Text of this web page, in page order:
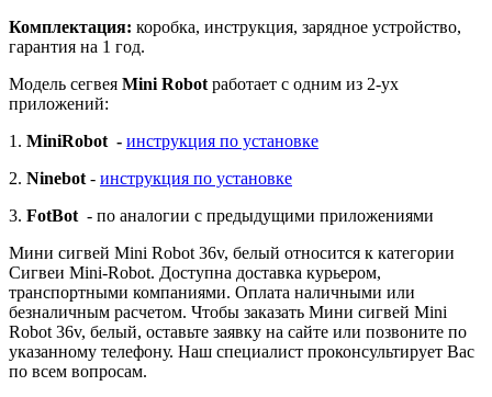
Комплектация: коробка, инструкция, зарядное устройство,
гарантия на 1 год.
Модель сегвея Mini Robot работает с одним из 2-ух
приложений:
1. MiniRobot - инструкция по установке
2. Ninebot - инструкция по установке
3. FotBot - по аналогии с предыдущими приложениями
Мини сигвей Mini Robot 36v, белый относится к категории
Сигвеи Mini-Robot. Доступна доставка курьером,
транспортными компаниями. Оплата наличными или
безналичным расчетом. Чтобы заказать Мини сигвей Mini
Robot 36v, белый, оставьте заявку на сайте или позвоните по
указанному телефону. Наш специалист проконсультирует Вас
по всем вопросам.